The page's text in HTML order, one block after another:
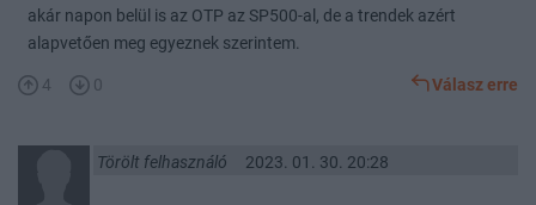
akár napon belül is az OTP az SP500-al, de a trendek azért
alapvetően meg egyeznek szerintem.
4 0 Válasz erre
Törölt felhasználó 2023. 01. 30. 20:28